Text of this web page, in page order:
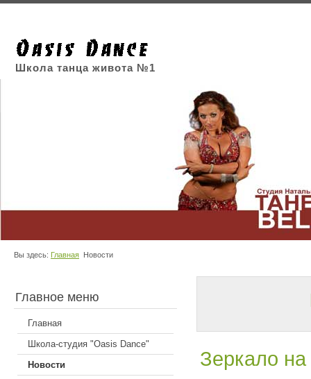
Школа танца живота №1
Вы здесь: Главная Новости
Главное меню
Главная
Школа-студия "Oasis Dance"
Новости
Зеркало